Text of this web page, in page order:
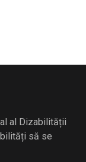
al Dizabilității
să se